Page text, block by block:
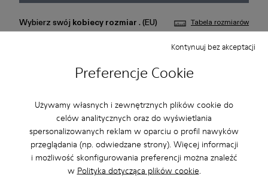
Preferencje Cookie
Używamy własnych i zewnętrznych plików cookie do
celów analitycznych oraz do wyświetlania
spersonalizowanych reklam w oparciu o profil nawyków
przeglądania (np. odwiedzane strony). Więcej informacji
i możliwość skonfigurowania preferencji można znaleźć
w Polityka dotycząca plików cookie.
Kontynuuj bez akceptacji
Wybierz swój kobiecy rozmiar . (EU) Tabela rozmiarów
41 42
Dodaj do koszyka
Skorzystaj z bezpłatnej dostawy standardowej i do sklepu
przy zakupach powyżej200 PLN